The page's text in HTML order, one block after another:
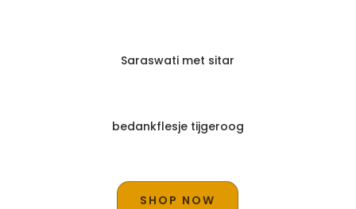
Saraswati met sitar
bedankflesje tijgeroog
SHOP NOW